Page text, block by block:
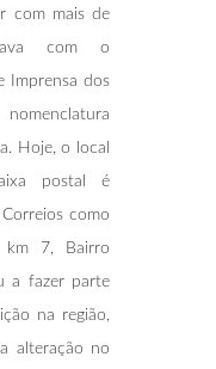
com mais de
com o
Imprensa dos
Hoje, o local
postal é
como
km 7, Bairro
a fazer parte
na região,
alteração no